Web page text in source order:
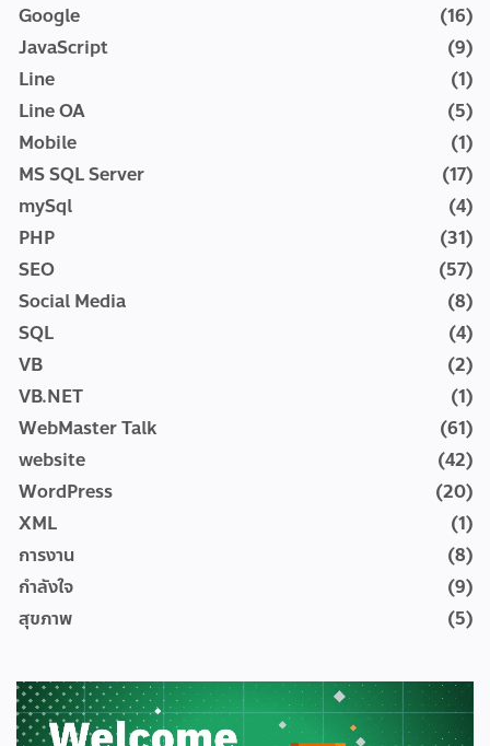
Google
(16)
JavaScript
(9)
Line
(1)
Line OA
(5)
Mobile
(1)
MS SQL Server
(17)
mySql
(4)
PHP
(31)
SEO
(57)
Social Media
(8)
SQL
(4)
VB
(2)
VB.NET
(1)
WebMaster Talk
(61)
website
(42)
WordPress
(20)
XML
(1)
การงาน
(8)
กำลังใจ
(9)
สุขภาพ
(5)